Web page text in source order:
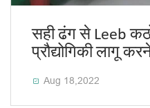
सही ढंग से Leeb
प्रौद्योगिकी लागू
 Aug 18,2022